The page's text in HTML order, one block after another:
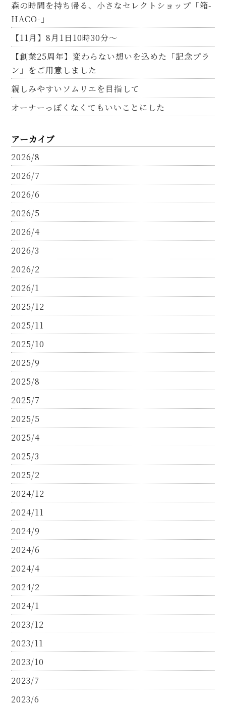
森の時間を持ち帰る、小さなセレクトショップ「箱-
HACO-」
【11月】8月1日10時30分～
【創業25周年】変わらない想いを込めた「記念プラ
ン」をご用意しました
親しみやすいソムリエを目指して
オーナーっぽくなくてもいいことにした
アーカイブ
2026/8
2026/7
2026/6
2026/5
2026/4
2026/3
2026/2
2026/1
2025/12
2025/11
2025/10
2025/9
2025/8
2025/7
2025/5
2025/4
2025/3
2025/2
2024/12
2024/11
2024/9
2024/6
2024/4
2024/2
2024/1
2023/12
2023/11
2023/10
2023/7
2023/6